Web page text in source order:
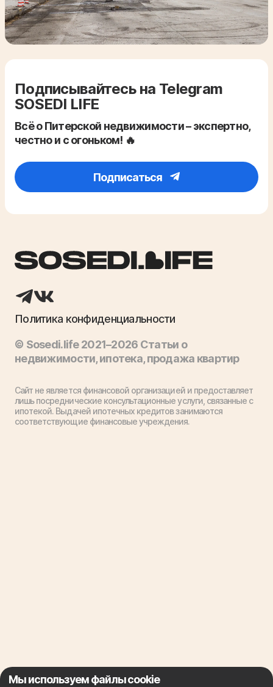
Подписывайтесь на Telegram
SOSEDI LIFE
Всё о Питерской недвижимости – экспертно,
честно и с огоньком! 🔥
Подписаться
Политика конфиденциальности
© Sosedi.life 2021–2026 Статьи о
недвижимости, ипотека, продажа квартир
Сайт не является финансовой организацией и предоставляет
лишь посреднические консультационные услуги, связанные с
ипотекой. Выдачей ипотечных кредитов занимаются
соответствующие финансовые учреждения.
Мы используем файлы cookie